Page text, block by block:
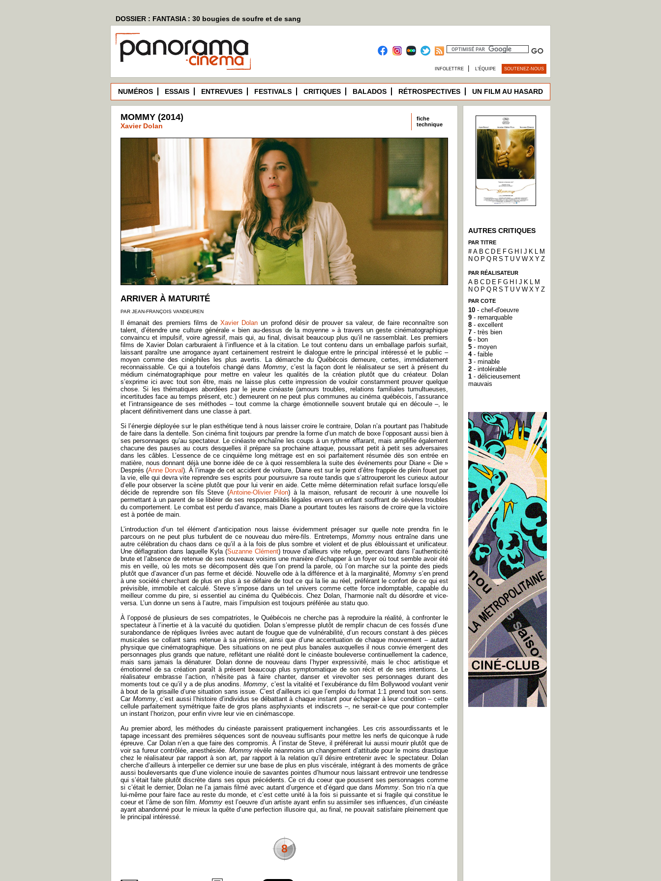
DOSSIER : FANTASIA : 30 bougies de soufre et de sang
INFOLETTRE L’ÉQUIPE SOUTENEZ-NOUS
NUMÉROS ESSAIS ENTREVUES FESTIVALS CRITIQUES BALADOS RÉTROSPECTIVES UN FILM AU HASARD
fiche
technique
MOMMY (2014)
Xavier Dolan
ARRIVER À MATURITÉ
PAR JEAN-FRANÇOIS VANDEUREN
Il émanait des premiers films de Xavier Dolan un profond désir de prouver sa valeur, de faire reconnaître son
talent, d’étendre une culture générale « bien au-dessus de la moyenne » à travers un geste cinématographique
convaincu et impulsif, voire agressif, mais qui, au final, divisait beaucoup plus qu’il ne rassemblait. Les premiers
films de Xavier Dolan carburaient à l’influence et à la citation. Le tout contenu dans un emballage parfois surfait,
laissant paraître une arrogance ayant certainement restreint le dialogue entre le principal intéressé et le public –
moyen comme des cinéphiles les plus avertis. La démarche du Québécois demeure, certes, immédiatement
reconnaissable. Ce qui a toutefois changé dans Mommy, c’est la façon dont le réalisateur se sert à présent du
médium cinématographique pour mettre en valeur les qualités de la création plutôt que du créateur. Dolan
s’exprime ici avec tout son être, mais ne laisse plus cette impression de vouloir constamment prouver quelque
chose. Si les thématiques abordées par le jeune cinéaste (amours troubles, relations familiales tumultueuses,
incertitudes face au temps présent, etc.) demeurent on ne peut plus communes au cinéma québécois, l’assurance
et l’intransigeance de ses méthodes – tout comme la charge émotionnelle souvent brutale qui en découle –, le
placent définitivement dans une classe à part.
Si l’énergie déployée sur le plan esthétique tend à nous laisser croire le contraire, Dolan n’a pourtant pas l’habitude
de faire dans la dentelle. Son cinéma finit toujours par prendre la forme d’un match de boxe l’opposant aussi bien à
ses personnages qu’au spectateur. Le cinéaste enchaîne les coups à un rythme effarant, mais amplifie également
chacune des pauses au cours desquelles il prépare sa prochaine attaque, poussant petit à petit ses adversaires
dans les câbles. L’essence de ce cinquième long métrage est en soi parfaitement résumée dès son entrée en
matière, nous donnant déjà une bonne idée de ce à quoi ressemblera la suite des événements pour Diane « Die »
Després (Anne Dorval). À l’image de cet accident de voiture, Diane est sur le point d’être frappée de plein fouet par
la vie, elle qui devra vite reprendre ses esprits pour poursuivre sa route tandis que s’attrouperont les curieux autour
d’elle pour observer la scène plutôt que pour lui venir en aide. Cette même détermination refait surface lorsqu’elle
décide de reprendre son fils Steve (Antoine-Olivier Pilon) à la maison, refusant de recourir à une nouvelle loi
permettant à un parent de se libérer de ses responsabilités légales envers un enfant souffrant de sévères troubles
du comportement. Le combat est perdu d’avance, mais Diane a pourtant toutes les raisons de croire que la victoire
est à portée de main.
L’introduction d’un tel élément d’anticipation nous laisse évidemment présager sur quelle note prendra fin le
parcours on ne peut plus turbulent de ce nouveau duo mère-fils. Entretemps,Mommynous entraîne dans une
autre célébration du chaos dans ce qu’il a à la fois de plus sombre et violent et de plus éblouissant et unificateur.
Une déflagration dans laquelle Kyla (Suzanne Clément) trouve d’ailleurs vite refuge, percevant dans l’authenticité
brute et l’absence de retenue de ses nouveaux voisins une manière d’échapper à un foyer où tout semble avoir été
mis en veille, où les mots se décomposent dès que l’on prend la parole, où l’on marche sur la pointe des pieds
plutôt que d’avancer d’un pas ferme et décidé. Nouvelle ode à la différence et à la marginalité,Mommy s’en prend
à une société cherchant de plus en plus à se défaire de tout ce qui la lie au réel, préférant le confort de ce qui est
prévisible, immobile et calculé. Steve s’impose dans un tel univers comme cette force indomptable, capable du
meilleur comme du pire, si essentiel au cinéma du Québécois. Chez Dolan, l’harmonie naît du désordre et vice-
versa. L’un donne un sens à l’autre, mais l’impulsion est toujours préférée au statu quo.
À l’opposé de plusieurs de ses compatriotes, le Québécois ne cherche pas à reproduire la réalité, à confronter le
spectateur à l’inertie et à la vacuité du quotidien. Dolan s’empresse plutôt de remplir chacun de ces fossés d’une
surabondance de répliques livrées avec autant de fougue que de vulnérabilité, d’un recours constant à des pièces
musicales se collant sans retenue à sa prémisse, ainsi que d’une accentuation de chaque mouvement – autant
physique que cinématographique. Des situations on ne peut plus banales auxquelles il nous convie émergent des
personnages plus grands que nature, reflétant une réalité dont le cinéaste bouleverse continuellement la cadence,
mais sans jamais la dénaturer. Dolan donne de nouveau dans l’hyper expressivité, mais le choc artistique et
émotionnel de sa création paraît à présent beaucoup plus symptomatique de son récit et de ses intentions. Le
réalisateur embrasse l’action, n’hésite pas à faire chanter, danser et virevolter ses personnages durant des
moments tout ce qu’il y a de plus anodins.Mommy, c’est la vitalité et l’exubérance du film Bollywood voulant venir
à bout de la grisaille d’une situation sans issue. C’est d’ailleurs ici que l’emploi du format 1:1 prend tout son sens.
Car Mommy, c’est aussi l’histoire d’individus se débattant à chaque instant pour échapper à leur condition – cette
cellule parfaitement symétrique faite de gros plans asphyxiants et indiscrets –, ne serait-ce que pour contempler
un instant l’horizon, pour enfin vivre leur vie en cinémascope.
Au premier abord, les méthodes du cinéaste paraissent pratiquement inchangées. Les cris assourdissants et le
tapage incessant des premières séquences sont de nouveau suffisants pour mettre les nerfs de quiconque à rude
épreuve. Car Dolan n’en a que faire des compromis. À l’instar de Steve, il préférerait lui aussi mourir plutôt que de
voir sa fureur contrôlée, anesthésiée. Mommyrévèle néanmoins un changement d’attitude pour le moins drastique
chez le réalisateur par rapport à son art, par rapport à la relation qu’il désire entretenir avec le spectateur. Dolan
cherche d’ailleurs à interpeller ce dernier sur une base de plus en plus viscérale, intégrant à des moments de grâce
aussi bouleversants que d’une violence inouïe de savantes pointes d’humour nous laissant entrevoir une tendresse
qui s’était faite plutôt discrète dans ses opus précédents. Ce cri du coeur que poussent ses personnages comme
si c’était le dernier, Dolan ne l’a jamais filmé avec autant d’urgence et d’égard que dans Mommy. Son trio n’a que
lui-même pour faire face au reste du monde, et c’est cette unité à la fois si puissante et si fragile qui constitue le
coeur et l’âme de son film.Mommy est l’oeuvre d’un artiste ayant enfin su assimiler ses influences, d’un cinéaste
ayant abandonné pour le mieux la quête d’une perfection illusoire qui, au final, ne pouvait satisfaire pleinement que
le principal intéressé.
8
AUTRES CRITIQUES
PAR TITRE
# A B C D E F G H J K L M
N O P Q R S T U V W X Y Z
PAR RÉALISATEUR
A B C D E F G H J K L M
N O P Q R S T U V W X Y Z
PAR COTE
10 - chef-d'oeuvre
9 - remarquable
8 - excellent
7 - très bien
6 - bon
5 - moyen
4- faible
3 - minable
2 - intolérable
1 - délicieusement
mauvais